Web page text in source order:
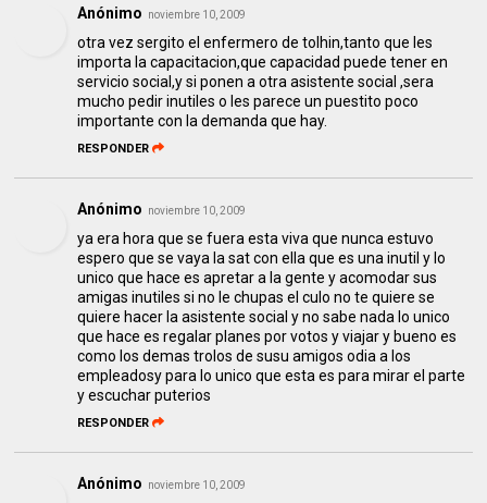
Anónimo noviembre 10, 2009
otra vez sergito el enfermero de tolhin,tanto que les
importa la capacitacion,que capacidad puede tener en
servicio social,y si ponen a otra asistente social ,sera
mucho pedir inutiles o les parece un puestito poco
importante con la demanda que hay.
RESPONDER
Anónimo noviembre 10, 2009
ya era hora que se fuera esta viva que nunca estuvo
espero que se vaya la sat con ella que es una inutil y lo
unico que hace es apretar a la gente y acomodar sus
amigas inutiles si no le chupas el culo no te quiere se
quiere hacer la asistente social y no sabe nada lo unico
que hace es regalar planes por votos y viajar y bueno es
como los demas trolos de susu amigos odia a los
empleadosy para lo unico que esta es para mirar el parte
y escuchar puterios
RESPONDER
Anónimo noviembre 10, 2009